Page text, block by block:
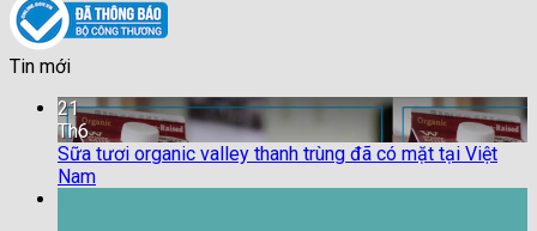
Tin mới
21
Th6
Sữa tươi organic valley thanh trùng đã có mặt tại Việt
Nam